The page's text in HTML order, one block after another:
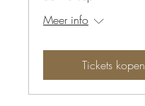
Meer info
Tickets kopen